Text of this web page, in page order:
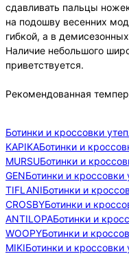
сдавливать пальцы
на подошву весенних
гибкой, а в
Наличие небольшого
приветствуется.
Рекомендованная
Ботинки и кроссовки
KAPIKAБотинки и
MURSUБотинки и
GENБотинки и
TIFLANIБотинки и
CROSBYБотинки и
ANTILOPAБотинки и
WOOPYБотинки и
MIKIБотинки и